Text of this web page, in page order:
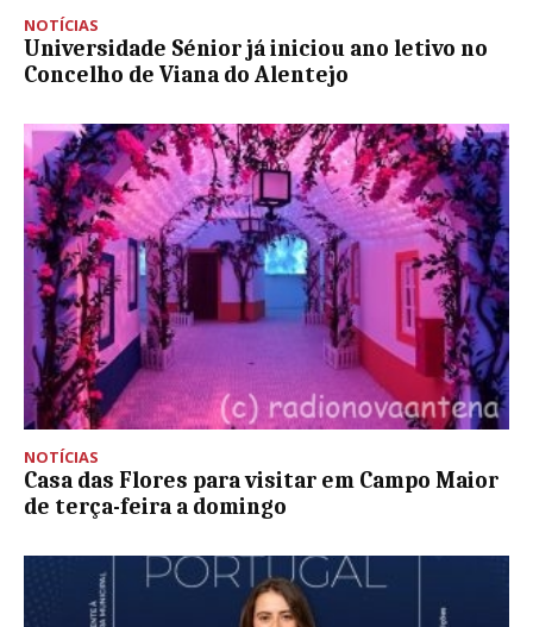
NOTÍCIAS
Universidade Sénior já iniciou ano letivo no
Concelho de Viana do Alentejo
NOTÍCIAS
Casa das Flores para visitar em Campo Maior
de terça-feira a domingo